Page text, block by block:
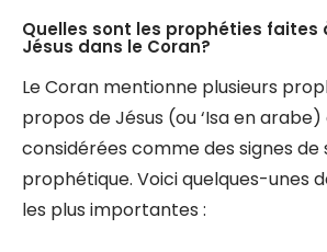
Quelles sont les prophéties faites
Jésus dans le Coran?
Le Coran mentionne plusieurs
propos de Jésus (ou ‘Isa en arabe)
considérées comme des signes de
prophétique. Voici quelques-unes
les plus importantes :